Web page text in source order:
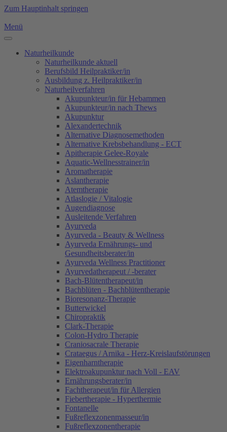
Zum Hauptinhalt springen
Menü
Naturheilkunde
Naturheilkunde aktuell
Berufsbild Heilpraktiker/in
Ausbildung z. Heilpraktiker/in
Naturheilverfahren
Akupunkteur/in für Hebammen
Akupunkteur/in nach Thews
Akupunktur
Alexandertechnik
Alternative Diagnosemethoden
Alternative Krebsbehandlung - ECT
Apitherapie Gelee-Royale
Aquatic-Wellnesstrainer/in
Aromatherapie
Aslantherapie
Atemtherapie
Atlaslogie / Vitalogie
Augendiagnose
Ausleitende Verfahren
Ayurveda
Ayurveda - Beauty & Wellness
Ayurveda Ernährungs- und
Gesundheitsberater/in
Ayurveda Wellness Practitioner
Ayurvedatherapeut / -berater
Bach-Blütentherapeut/in
Bachblüten - Bachblütentherapie
Bioresonanz-Therapie
Butterwickel
Chiropraktik
Clark-Therapie
Colon-Hydro Therapie
Craniosacrale Therapie
Crataegus / Arnika - Herz-Kreislaufstörungen
Eigenharntherapie
Elektroakupunktur nach Voll - EAV
Ernährungsberater/in
Fachtherapeut/in für Allergien
Fiebertherapie - Hyperthermie
Fontanelle
Fußreflexzonenmasseur/in
Fußreflexzonentherapie